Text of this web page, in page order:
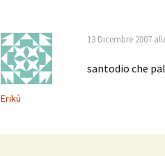
Erikù
13 Dicembre 2007
santodio che